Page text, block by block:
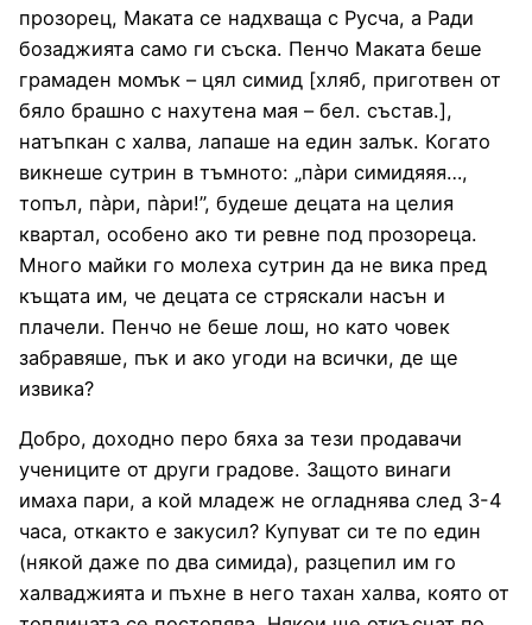
прозорец, Маката се надхваща с Русча, а Ради
бозаджията само ги съска. Пенчо Маката беше
грамаден момък – цял симид [хляб, приготвен от
бяло брашно с нахутена мая – бел. състав.],
натъпкан с халва, лапаше на един залък. Когато
викнеше сутрин в тъмното: „пàри симидяяя…,
топъл, пàри, пàри!”, будеше децата на целия
квартал, особено ако ти ревне под прозореца.
Много майки го молеха сутрин да не вика пред
къщата им, че децата се стряскали насън и
плачели. Пенчо не беше лош, но като човек
забравяше, пък и ако угоди на всички, де ще
извика?
Добро, доходно перо бяха за тези продавачи
учениците от други градове. Защото винаги
имаха пари, а кой младеж не огладнява след 3-4
часа, откакто е закусил? Купуват си те по един
(някой даже по два симида), разцепил им го
халваджията и пъхне в него тахан халва, която от